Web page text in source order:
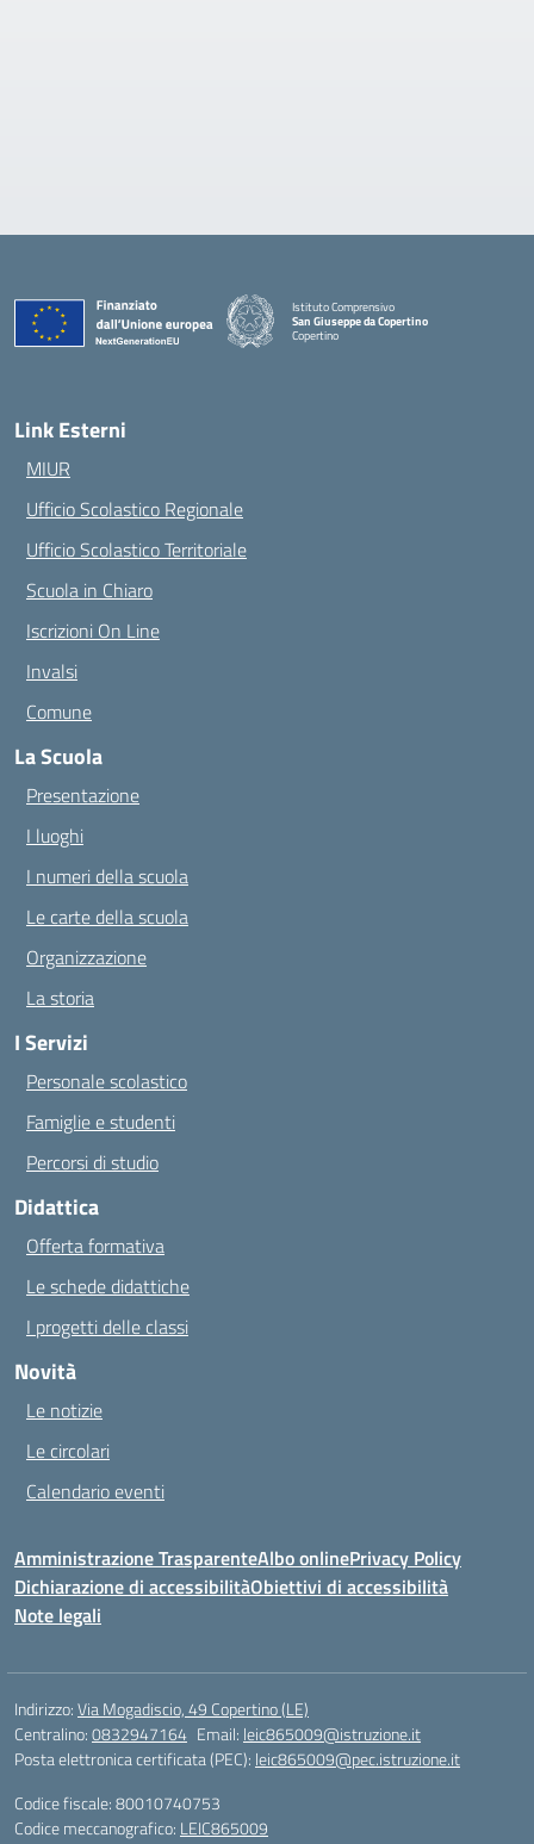
Istituto Comprensivo
San Giuseppe da Copertino
Copertino
— Visita la pagina iniziale della scuola
Link Esterni
MIUR
Ufficio Scolastico Regionale
Ufficio Scolastico Territoriale
Scuola in Chiaro
Iscrizioni On Line
Invalsi
Comune
La Scuola
Presentazione
I luoghi
I numeri della scuola
Le carte della scuola
Organizzazione
La storia
I Servizi
Personale scolastico
Famiglie e studenti
Percorsi di studio
Didattica
Offerta formativa
Le schede didattiche
I progetti delle classi
Novità
Le notizie
Le circolari
Calendario eventi
Amministrazione TrasparenteAlbo onlinePrivacy Policy
Dichiarazione di accessibilitàObiettivi di accessibilità
Note legali
Indirizzo:Via Mogadiscio, 49 Copertino (LE)
Centralino:0832947164 Email: leic865009@istruzione.it
Posta elettronica certificata (PEC): leic865009@pec.istruzione.it
Codice fiscale: 80010740753
Codice meccanografico: LEIC865009